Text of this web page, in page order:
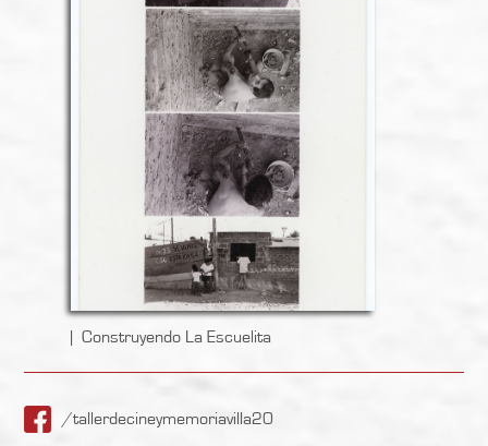
Construyendo La Escuelita
/tallerdecineymemoriavilla20